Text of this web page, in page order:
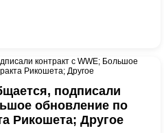
подписали
обновление по
Рикошета; Другое